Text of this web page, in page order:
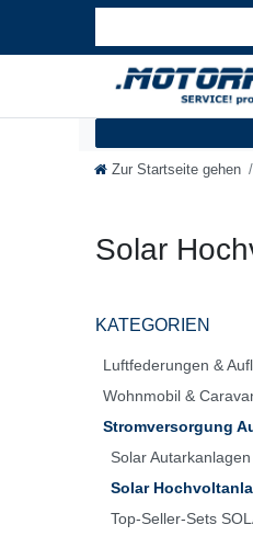
Zur Startseite gehen
Solar
KATEGORIEN
Luftfederungen &
Wohnmobil &
Stromversorgung
Solar Autarkanlagen
Solar
Top-Seller-Sets